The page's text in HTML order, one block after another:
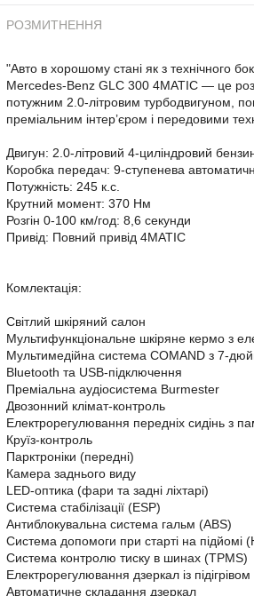
РОЗМИТНЕННЯ
"Авто в хорошому стані як з технічного
Mercedes-Benz GLC 300 4MATIC — це
потужним 2.0-літровим турбодвигуном,
преміальним інтер’єром і передовими
Двигун: 2.0-літровий 4-циліндровий
Коробка передач: 9-ступенева
Потужність: 245 к.с.
Крутний момент: 370 Нм
Розгін 0-100 км/год: 8,6 секунди
Привід: Повний привід 4MATIC
Комлектація:
Світлий шкіряний салон
Мультифункціональне шкіряне кермо з
Мультимедійна система COMAND з 7-
Bluetooth та USB-підключення
Преміальна аудіосистема Burmester
Двозонний клімат-контроль
Електрорегулювання передніх сидінь з
Круїз-контроль
Парктроніки (передні)
Камера заднього виду
LED-оптика (фари та задні ліхтарі)
Система стабілізації (ESP)
Антиблокувальна система гальм (ABS)
Система допомоги при старті на підйомі
Система контролю тиску в шинах (TPMS)
Електрорегулювання дзеркал із підігрівом
Автоматичне складання дзеркал